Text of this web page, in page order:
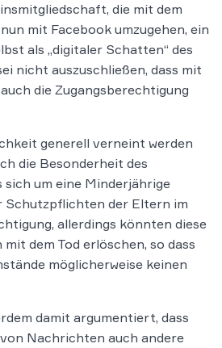
die mit dem
mit Facebook umzugehen, ein
als „digitaler Schatten“ des
nicht auszuschließen, dass mit
die Zugangsberechtigung
generell verneint werden
die Besonderheit des
sich um eine Minderjährige
Schutzpflichten der Eltern im
allerdings könnten diese
dem Tod erlöschen, so dass
möglicherweise keinen
damit argumentiert, dass
Nachrichten auch andere